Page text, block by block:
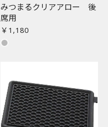
みつまるクリアアロー 後
席用
￥1,180